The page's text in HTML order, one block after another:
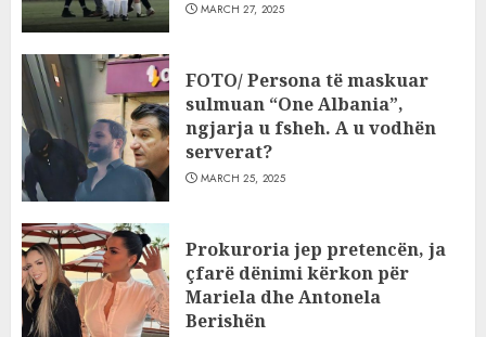
MARCH 27, 2025
FOTO/ Persona të maskuar
sulmuan “One Albania”,
ngjarja u fsheh. A u vodhën
serverat?
MARCH 25, 2025
Prokuroria jep pretencën, ja
çfarë dënimi kërkon për
Mariela dhe Antonela
Berishën